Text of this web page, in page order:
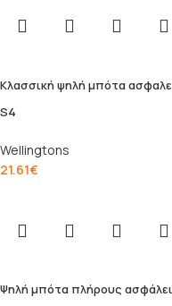
Κλασσική ψηλή μπότα
S4
Wellingtons
21.61€
Ψηλή μπότα πλήρους